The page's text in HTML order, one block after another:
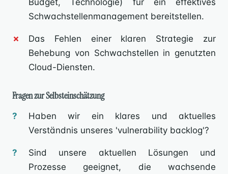
Budget, Technologie) für ein effektives
Schwachstellenmanagement bereitstellen.
Das Fehlen einer klaren Strategie zur
Behebung von Schwachstellen in genutzten
Cloud-Diensten.
Fragen zur Selbsteinschätzung
Haben wir ein klares und aktuelles
Verständnis unseres 'vulnerability backlog'?
Sind unsere aktuellen Lösungen und
Prozesse geeignet, die wachsende